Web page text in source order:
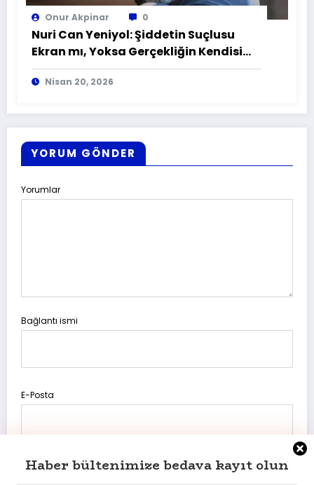
Haber bültenimize bedava kayıt olun
Onur Akpinar 0
Nuri Can Yeniyol: Şiddetin Suçlusu
Ekran mı, Yoksa Gerçekliğin Kendisi
mi?
Nisan 20, 2026
YORUM GÖNDER
Yorumlar
Bağlantı ismi
E-Posta